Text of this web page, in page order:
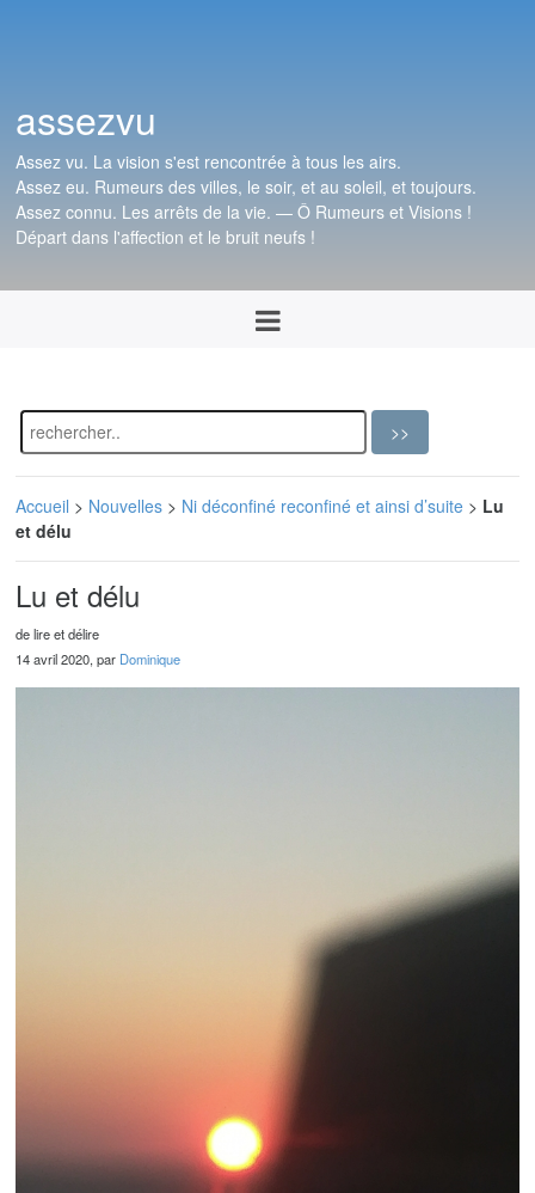
assezvu
Assez vu. La vision s'est rencontrée à tous les airs.
Assez eu. Rumeurs des villes, le soir, et au soleil, et toujours.
Assez connu. Les arrêts de la vie. — Ô Rumeurs et Visions !
Départ dans l'affection et le bruit neufs !
Accueil > Nouvelles > Ni déconfiné reconfiné et ainsi d’suite > Lu
et délu
Lu et délu
de lire et délire
14 avril 2020, par Dominique